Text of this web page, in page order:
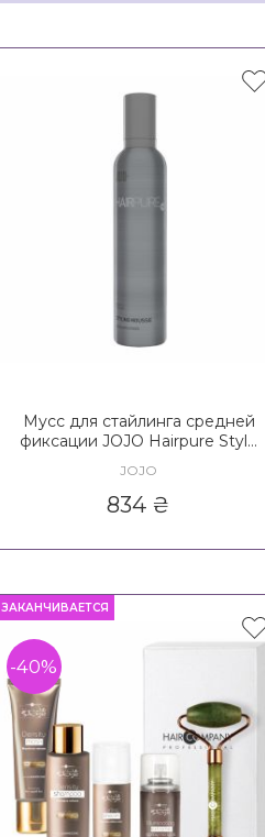
Мусс для стайлинга средней
фиксации JOJO Hairpure Style
JOJO
834 ₴
ЗАКАНЧИВАЕТСЯ
-40%